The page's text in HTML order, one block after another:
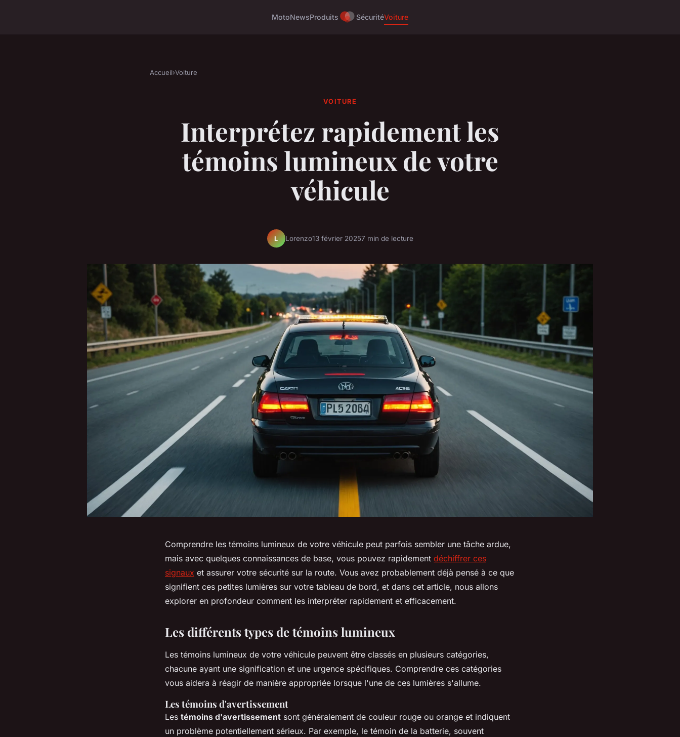
MotoNewsProduits SécuritéVoiture
Accueil›Voiture
VOITURE
Interprétez rapidement les
témoins lumineux de votre
véhicule
L Lorenzo13 février 20257 min de lecture
Comprendre les témoins lumineux de votre véhicule peut parfois sembler une tâche ardue,
mais avec quelques connaissances de base, vous pouvez rapidement déchiffrer ces
signaux et assurer votre sécurité sur la route. Vous avez probablement déjà pensé à ce que
signifient ces petites lumières sur votre tableau de bord, et dans cet article, nous allons
explorer en profondeur comment les interpréter rapidement et efficacement.
Les différents types de témoins lumineux
Les témoins lumineux de votre véhicule peuvent être classés en plusieurs catégories,
chacune ayant une signification et une urgence spécifiques. Comprendre ces catégories
vous aidera à réagir de manière appropriée lorsque l'une de ces lumières s'allume.
Les témoins d'avertissement
Les témoins d'avertissement sont généralement de couleur rouge ou orange et indiquent
un problème potentiellement sérieux. Par exemple, le témoin de la batterie, souvent